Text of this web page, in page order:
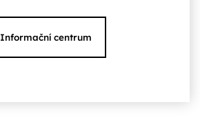
Informační centrum